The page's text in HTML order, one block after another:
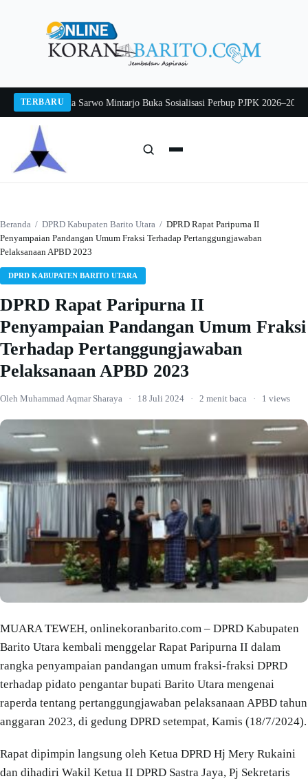
TERBARU
Pj Sekda Sarwo Mintarjo Buka Sosialisasi Perbup PJPK 2026–2030
Beranda / DPRD Kabupaten Barito Utara / DPRD Rapat Paripurna II
Penyampaian Pandangan Umum Fraksi Terhadap Pertanggungjawaban
Pelaksanaan APBD 2023
DPRD KABUPATEN BARITO UTARA
DPRD Rapat Paripurna II
Penyampaian Pandangan Umum Fraksi
Terhadap Pertanggungjawaban
Pelaksanaan APBD 2023
Oleh Muhammad Aqmar Sharaya · 18 Juli 2024 · 2 menit baca · 1 views
MUARA TEWEH, onlinekoranbarito.com – DPRD Kabupaten
Barito Utara kembali menggelar Rapat Paripurna II dalam
rangka penyampaian pandangan umum fraksi-fraksi DPRD
terhadap pidato pengantar bupati Barito Utara mengenai
raperda tentang pertanggungjawaban pelaksanaan APBD tahun
anggaran 2023, di gedung DPRD setempat, Kamis (18/7/2024).
Rapat dipimpin langsung oleh Ketua DPRD Hj Mery Rukaini
dan dihadiri Wakil Ketua II DPRD Sastra Jaya, Pj Sekretaris